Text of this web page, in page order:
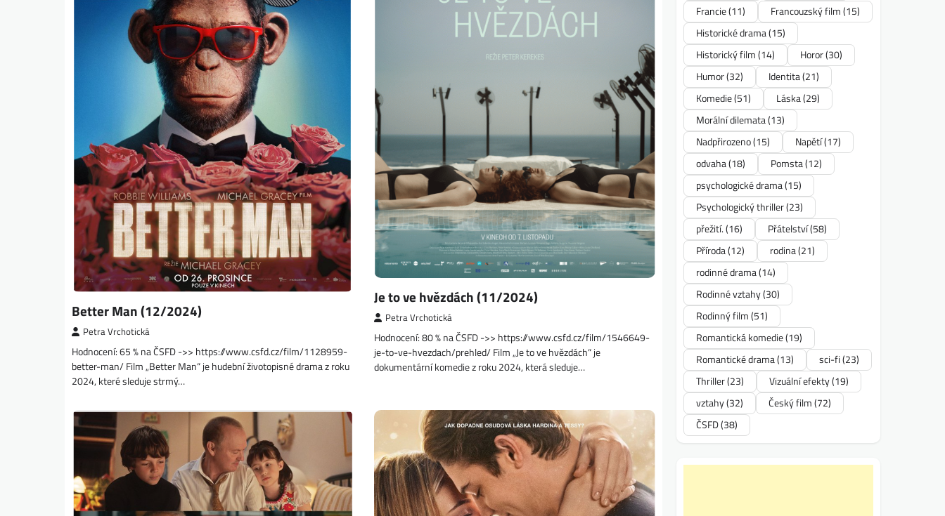
Better Man (12/2024)
Petra Vrchotická
Hodnocení: 65 % na ČSFD ->> https://www.csfd.cz/film/1128959-
better-man/ Film „Better Man“ je hudební životopisné drama z roku
2024, které sleduje strmý…
Je to ve hvězdách (11/2024)
Petra Vrchotická
Hodnocení: 80 % na ČSFD ->> https://www.csfd.cz/film/1546649-
je-to-ve-hvezdach/prehled/ Film „Je to ve hvězdách“ je
dokumentární komedie z roku 2024, která sleduje…
Francie(11) Francouzský film(15)
Historické drama(15)
Historický film(14) Horor(30)
Humor(32) Identita(21)
Komedie(51) Láska(29)
Morální dilemata(13)
Nadpřirozeno(15) Napětí(17)
odvaha(18) Pomsta(12)
psychologické drama(15)
Psychologický thriller(23)
přežití.(16) Přátelství(58)
Příroda(12) rodina(21)
rodinné drama(14)
Rodinné vztahy(30)
Rodinný film(51)
Romantická komedie(19)
Romantické drama(13) sci-fi(23)
Thriller(23) Vizuální efekty(19)
vztahy(32) Český film(72)
ČSFD(38)